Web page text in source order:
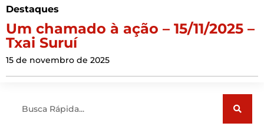
Destaques
Um chamado à ação – 15/11/2025 –
Txai Suruí
15 de novembro de 2025